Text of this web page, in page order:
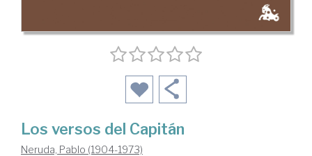
Los versos del Capitán
Neruda, Pablo (1904-1973)